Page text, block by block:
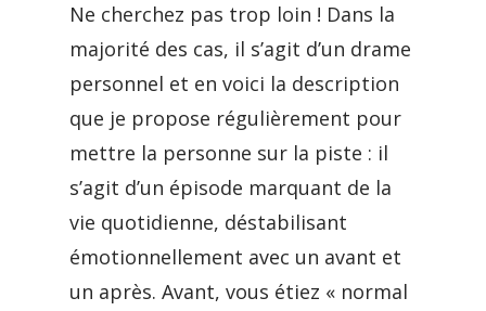
Ne cherchez pas trop loin ! Dans la
majorité des cas, il s’agit d’un drame
personnel et en voici la description
que je propose régulièrement pour
mettre la personne sur la piste : il
s’agit d’un épisode marquant de la
vie quotidienne, déstabilisant
émotionnellement avec un avant et
un après. Avant, vous étiez « normal